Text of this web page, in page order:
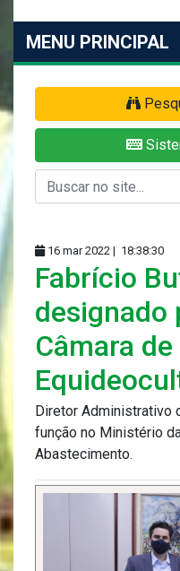
MENU PRINCIPAL
16 mar 2022 | 18:38:30
Fabrício
designado
Câmara de
Diretor Administrativo
função no Ministério
Abastecimento.